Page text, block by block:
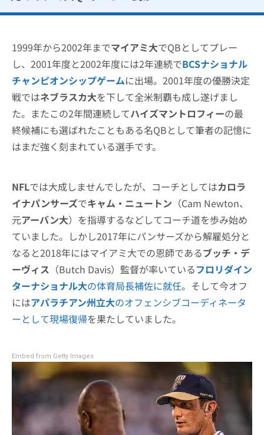
1999年から2002年までマイアミ大でQBとしてプレー
し、2001年度と2002年度には2年連続でBCSナショナル
チャンピオンシップゲームに出場。2001年度の優勝決定
戦ではネブラスカ大を下して全米制覇も成し遂げまし
た。またこの2年間連続してハイズマントロフィーの最
終候補にも選ばれたこともある名QBとして筆者の記憶に
はまだ強く刻まれている選手です。
NFLでは大成しませんでしたが、コーチとしてはカロラ
イナパンサーズでキャム・ニュートン （Cam Newton、
元アーバン大）を指導するなどしてコーチ道を歩み始め
ていました。しかし2017年にパンサーズから解雇処分と
なると2018年にはマイアミ大での恩師であるブッチ・デ
ーヴィス （Butch Davis）監督が率いているフロリダイン
ターナショナル大の体育局長補佐に就任。そして今オフ
にはアパラチアン州立大のオフェンシブコーディネータ
ーとして現場復帰を果たしていました。
Embed from Getty Images